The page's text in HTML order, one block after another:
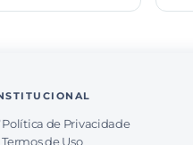
Política de Privacidade
Termos de Uso